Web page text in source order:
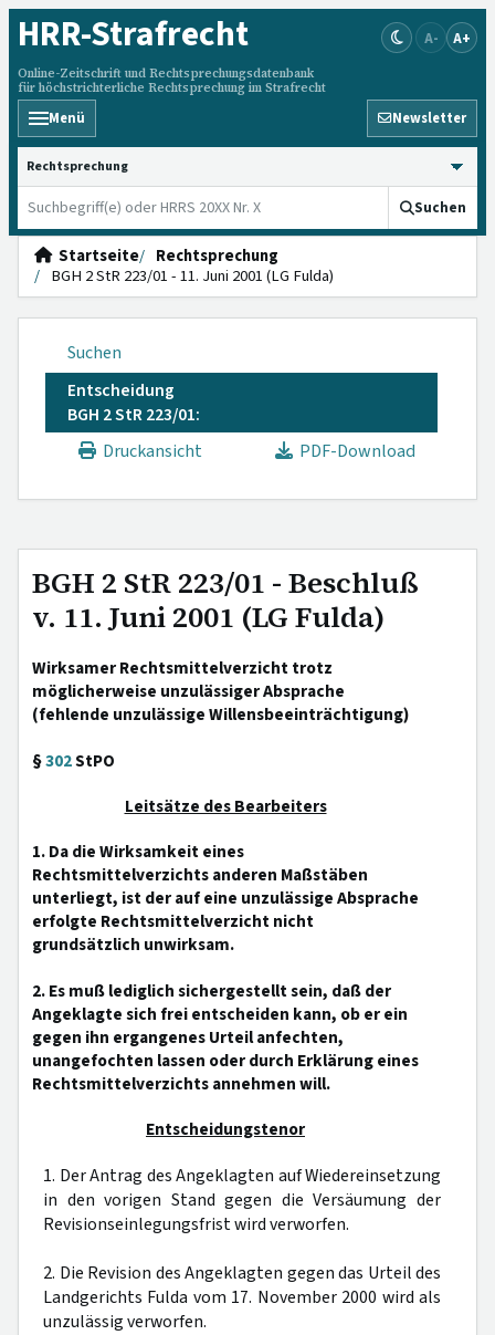
HRR-Strafrecht
Online-Zeitschrift und Rechtsprechungsdatenbank
für höchstrichterliche Rechtsprechung im Strafrecht
A- A+
Menü Newsletter
HRRS durchsuchen
Suchen
Startseite
Rechtsprechung
BGH 2 StR 223/01 - 11. Juni 2001 (LG Fulda)
Suchen
Entscheidung
BGH 2 StR 223/01:
Druckansicht
PDF-Download
BGH 2 StR 223/01 - Beschluß
v. 11. Juni 2001 (LG Fulda)
Wirksamer Rechtsmittelverzicht trotz
möglicherweise unzulässiger Absprache
(fehlende unzulässige Willensbeeinträchtigung)
§302StPO
Leitsätze des Bearbeiters
1. Da die Wirksamkeit eines
Rechtsmittelverzichts anderen Maßstäben
unterliegt, ist der auf eine unzulässige Absprache
erfolgte Rechtsmittelverzicht nicht
grundsätzlich unwirksam.
2. Es muß lediglich sichergestellt sein, daß der
Angeklagte sich frei entscheiden kann, ob er ein
gegen ihn ergangenes Urteil anfechten,
unangefochten lassen oder durch Erklärung eines
Rechtsmittelverzichts annehmen will.
Entscheidungstenor
1. Der Antrag des Angeklagten auf Wiedereinsetzung
in den vorigen Stand gegen die Versäumung der
Revisionseinlegungsfrist wird verworfen.
2. Die Revision des Angeklagten gegen das Urteil des
Landgerichts Fulda vom 17. November 2000 wird als
unzulässig verworfen.